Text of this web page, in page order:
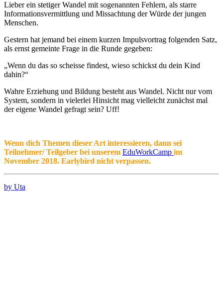
Lieber ein stetiger Wandel mit sogenannten Fehlern, als starre
Informationsvermittlung und Missachtung der Würde der jungen
Menschen.
Gestern hat jemand bei einem kurzen Impulsvortrag folgenden Satz,
als ernst gemeinte Frage in die Runde gegeben:
„Wenn du das so scheisse findest, wieso schickst du dein Kind
dahin?“
Wahre Erziehung und Bildung besteht aus Wandel. Nicht nur vom
System, sondern in vielerlei Hinsicht mag vielleicht zunächst mal
der eigene Wandel gefragt sein? Uff!
Wenn dich Themen dieser Art interessieren, dann sei
Teilnehmer/ Teilgeber bei unserem EduWorkCamp im
November 2018. Earlybird nicht verpassen.
by Uta